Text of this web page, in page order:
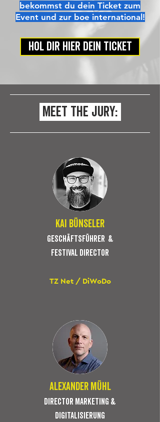
bekommst du dein Ticket zum
Event und zur boe international!
HOL DIR HIER DEIN TICKET
meet the jury:
kai bünseler
GESCHÄFTSFÜHRER &
festival director
TZ Net / DiWoDo
Alexander mühl
DIRECTOR MARKETING &
DIGITALISIERUNG